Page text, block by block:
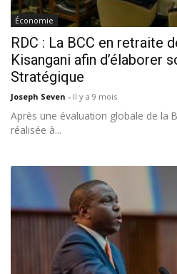
Économie
RDC : La BCC en retraite
Kisangani afin d’élaborer
Stratégique
Joseph Seven - Il y a 9 mois
Après une évaluation globale de la
réalisée à...